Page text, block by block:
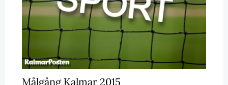
Målgång Kalmar 2015